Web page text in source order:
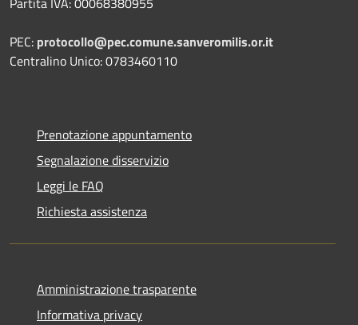
PEC: protocollo@pec.comune.sanveromilis.or.it
Centralino Unico: 0783460110
Prenotazione appuntamento
Segnalazione disservizio
Leggi le FAQ
Richiesta assistenza
Amministrazione trasparente
Informativa privacy